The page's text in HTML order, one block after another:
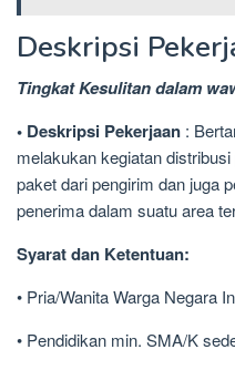
Deskripsi
Tingkat Kesulitan dalam
• Deskripsi Pekerjaan :
melakukan kegiatan
paket dari pengirim dan juga
penerima dalam suatu area
Syarat dan Ketentuan:
• Pria/Wanita Warga Negara
• Pendidikan min. SMA/K